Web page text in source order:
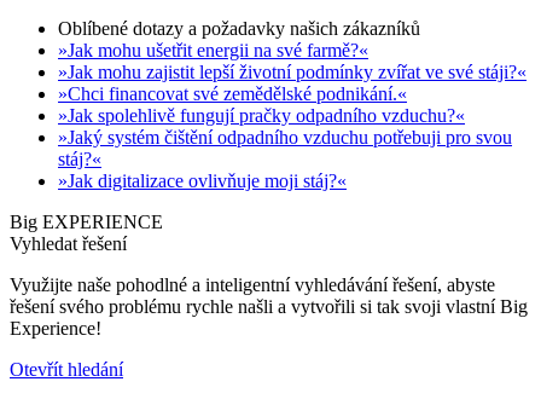
Oblíbené dotazy a požadavky našich zákazníků
»Jak mohu ušetřit energii na své farmě?«
»Jak mohu zajistit lepší životní podmínky zvířat ve své stáji?«
»Chci financovat své zemědělské podnikání.«
»Jak spolehlivě fungují pračky odpadního vzduchu?«
»Jaký systém čištění odpadního vzduchu potřebuji pro svou
stáj?«
»Jak digitalizace ovlivňuje moji stáj?«
Big EXPERIENCE
Vyhledat řešení
Využijte naše pohodlné a inteligentní vyhledávání řešení, abyste
řešení svého problému rychle našli a vytvořili si tak svoji vlastní Big
Experience!
Otevřít hledání